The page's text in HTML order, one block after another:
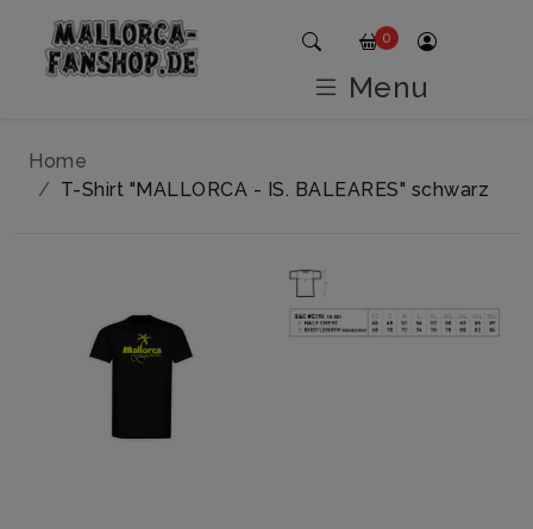
Home
T-Shirt "MALLORCA - IS. BALEARES" schwarz
0
Menu